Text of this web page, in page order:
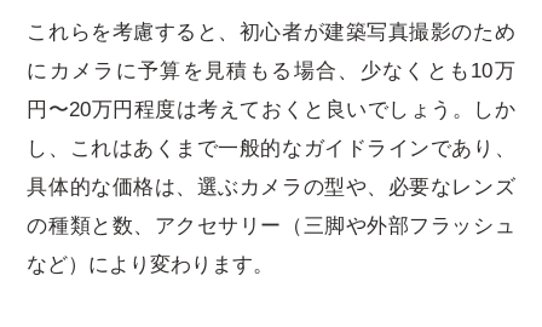
これらを考慮すると、初心者が建築写真撮影のため
にカメラに予算を見積もる場合、少なくとも10万
円〜20万円程度は考えておくと良いでしょう。しか
し、これはあくまで一般的なガイドラインであり、
具体的な価格は、選ぶカメラの型や、必要なレンズ
の種類と数、アクセサリー（三脚や外部フラッシュ
など）により変わります。